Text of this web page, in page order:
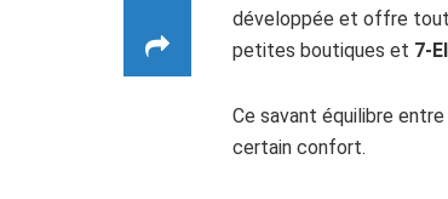
développée et offre tout
petites boutiques et 7-
Ce savant équilibre entre
certain confort.